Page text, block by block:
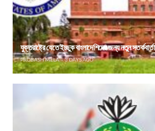
যুক্তরাষ্ট্রে যেতে ইচ্ছুক বাংলাদেশিদের জন্য নতুন সতর্কবার্তা
PROBASH MELA 3 DAYS AGO